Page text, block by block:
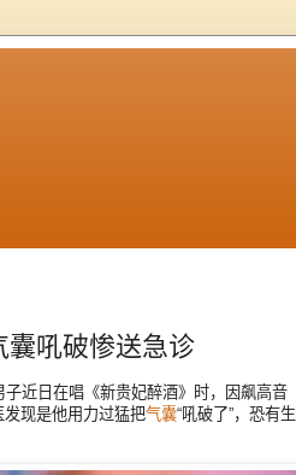
囊吼破惨送急诊
子近日在唱《新贵妃醉酒》时，因飙高音
发现是他用力过猛把气囊“吼破了”，恐有生